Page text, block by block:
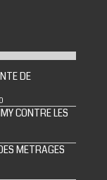
DE
CONTRE LES
METRAGES